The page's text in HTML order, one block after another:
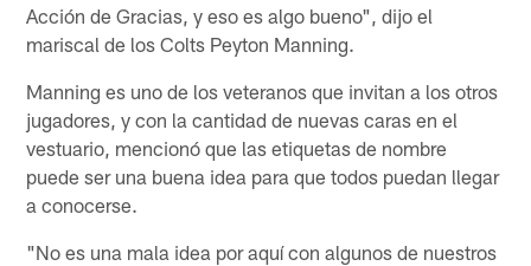
Acción de Gracias, y eso es algo bueno", dijo el
mariscal de los Colts Peyton Manning.
Manning es uno de los veteranos que invitan a los otros
jugadores, y con la cantidad de nuevas caras en el
vestuario, mencionó que las etiquetas de nombre
puede ser una buena idea para que todos puedan llegar
a conocerse.
"No es una mala idea por aquí con algunos de nuestros